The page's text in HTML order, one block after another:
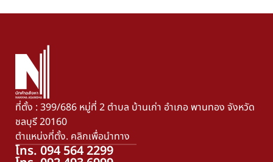
ที่ตั้ง : 399/686 หมู่ที่ 2 ตำบล บ้านเก่า อำเภอ พานทอง จังหวัด
ชลบุรี 20160
ตำแหน่งที่ตั้ง. คลิกเพื่อนำทาง
โทร. 094 564 2299